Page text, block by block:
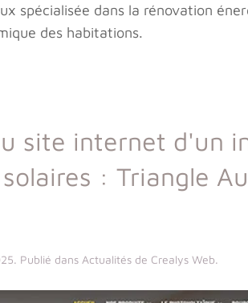
spécialisée dans la rénovation
des habitations.
site internet d'un
: Triangle
. Publié dans Actualités de Crealys Web.